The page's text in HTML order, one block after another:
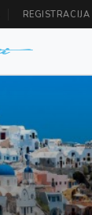
REGISTRACIJA